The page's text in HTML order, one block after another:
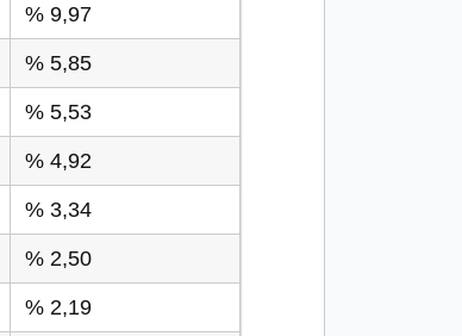
% 9,97
% 5,85
% 5,53
% 4,92
% 3,34
% 2,50
% 2,19